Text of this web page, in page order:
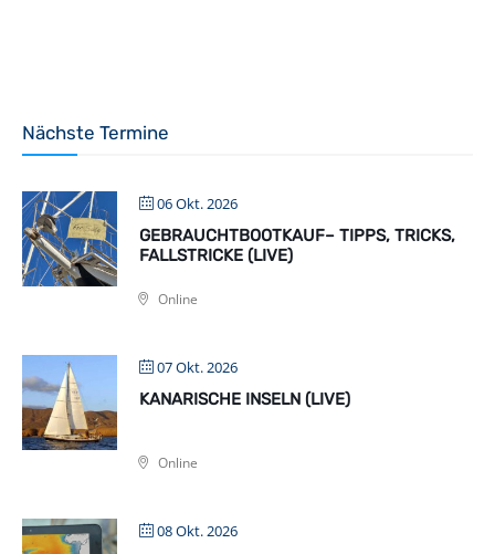
Nächste Termine
06 Okt. 2026
GEBRAUCHTBOOTKAUF– TIPPS, TRICKS,
FALLSTRICKE (LIVE)
Online
07 Okt. 2026
KANARISCHE INSELN (LIVE)
Online
08 Okt. 2026